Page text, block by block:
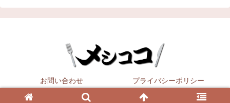
お問い合わせ プライバシーポリシー
Copyright © 2021 All Rights Reserved.